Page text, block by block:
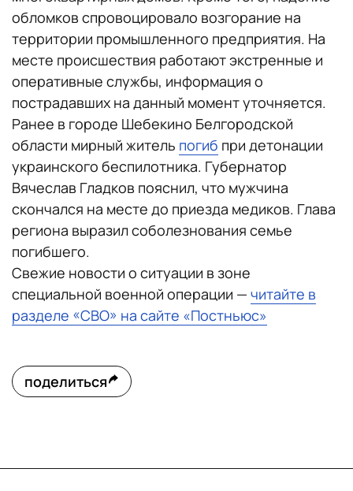
обломков спровоцировало возгорание на
территории промышленного предприятия. На
месте происшествия работают экстренные и
оперативные службы, информация о
пострадавших на данный момент уточняется.
Ранее в городе Шебекино Белгородской
области мирный житель погиб при детонации
украинского беспилотника. Губернатор
Вячеслав Гладков пояснил, что мужчина
скончался на месте до приезда медиков. Глава
региона выразил соболезнования семье
погибшего.
Свежие новости о ситуации в зоне
специальной военной операции — читайте в
разделе «СВО» на сайте «Постньюс»
поделиться